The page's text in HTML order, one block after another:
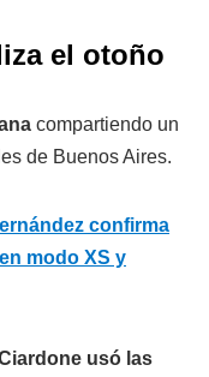
el otoño
compartiendo un
de Buenos Aires.
confirma
modo XS y
usó las